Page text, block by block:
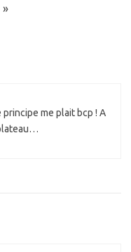
»
me plait bcp ! A